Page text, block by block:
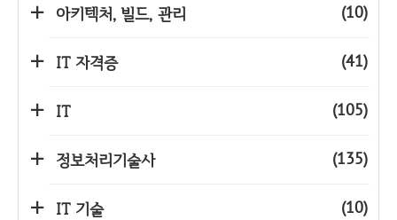
아키텍처, 빌드, 관리 (10)
IT 자격증 (41)
IT (105)
정보처리기술사 (135)
IT 기술 (10)